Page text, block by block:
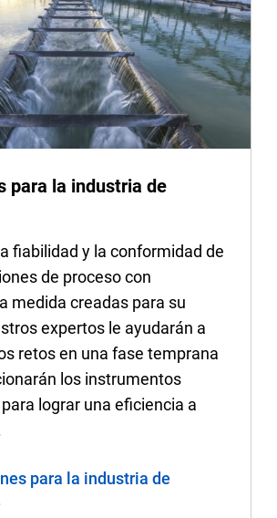
para la industria de
fiabilidad y la conformidad de
de proceso con
medida creadas para su
expertos le ayudarán a
retos en una fase temprana
los instrumentos
lograr una eficiencia a
para la industria de